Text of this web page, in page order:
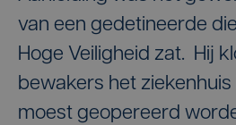
van een gedetineerde
Hoge Veiligheid zat. Hij
bewakers het ziekenhuis
moest geopereerd